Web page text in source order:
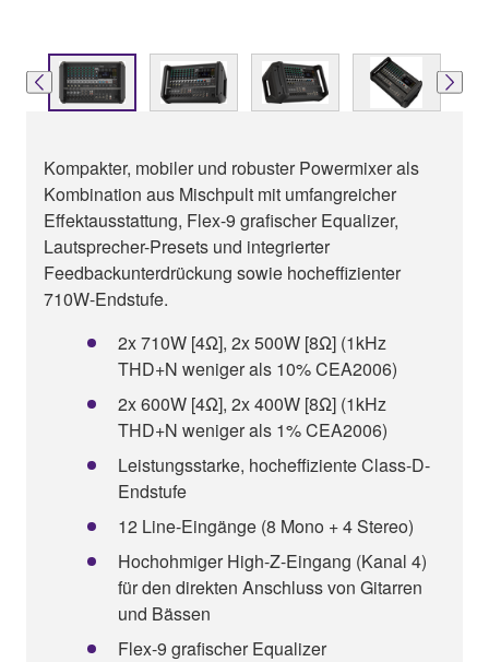
Kompakter, mobiler und robuster Powermixer als
Kombination aus Mischpult mit umfangreicher
Effektausstattung, Flex-9 grafischer Equalizer,
Lautsprecher-Presets und integrierter
Feedbackunterdrückung sowie hocheffizienter
710W-Endstufe.
2x 710W [4Ω], 2x 500W [8Ω] (1kHz
THD+N weniger als 10% CEA2006)
2x 600W [4Ω], 2x 400W [8Ω] (1kHz
THD+N weniger als 1% CEA2006)
Leistungsstarke, hocheffiziente Class-D-
Endstufe
12 Line-Eingänge (8 Mono + 4 Stereo)
Hochohmiger High-Z-Eingang (Kanal 4)
für den direkten Anschluss von Gitarren
und Bässen
Flex-9 grafischer Equalizer